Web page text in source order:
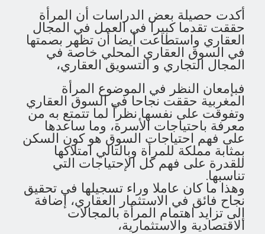
أكدت حصيلة بعض الدراسات أن المرأة
حققت تقدما كبيرا في العمل في المجال
العقاري واستطاعت أيضا أن تظهر بصمتها
في السوق العقاري المحلي خاصة في
المجال التجاري و التسويق العقاري،
فبإمعان النظر في الموضوع المرأة
المغربية حققت نجاحا في السوق العقاري
وتفوقت على نفسها نظراً لما تتمتع به من
معرفة باحتياجات الأسرة، وما ساعدها
على فهم احتياجات السوق هو كون السكن
بمثابة مملكة للمرأة وبالتالي امتلاكها
للقدرة على فهم كل الإحتياجات التي
تناسبها.
وهذا ما كان عاملا وراء تسجيلها في تحقيق
نجاح فائق في الاستثمار العقاري، إضافة
إلى تزايد اهتمام المرأة بالمجالات
الاقتصادية والاستثمارية،